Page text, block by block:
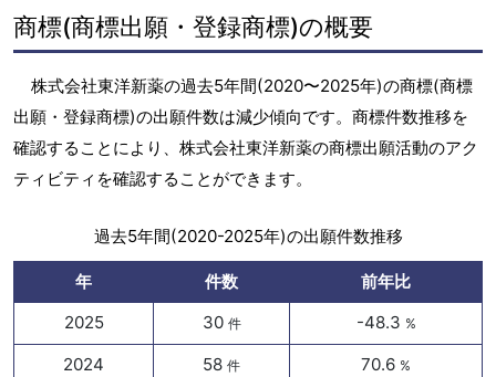
商標(商標出願・登録商標)の概要
株式会社東洋新薬の過去5年間(2020〜2025年)の商標(商標
出願・登録商標)の出願件数は減少傾向です。商標件数推移を
確認することにより、株式会社東洋新薬の商標出願活動のアク
ティビティを確認することができます。
過去5年間(2020-2025年)の出願件数推移
年 件数
前年比
2025
30 件 -48.3 %
2024 58 件 70.6 %